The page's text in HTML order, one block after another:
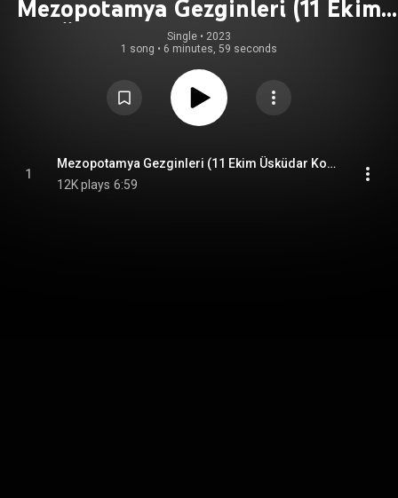
Mezopotamya Gezginleri (11 Ekim
Üsküdar Konser Kayıtları)
Single • 2023
1 song • 6 minutes, 59 seconds
1
Mezopotamya Gezginleri (11 Ekim Üsküdar Konser Kayıtları)
12K plays 6:59